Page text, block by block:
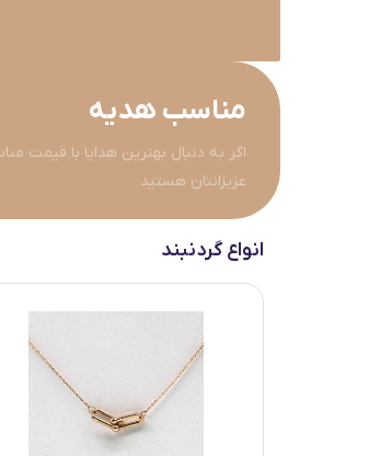
مناسب هدیه
اگر به دنبال بهترین هدایا با قیمت
عزیزانتان هستید
انواع گردنبند